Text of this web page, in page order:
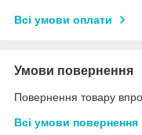
Всі умови оплати
Умови повернення
Повернення товару
Всі умови повернення